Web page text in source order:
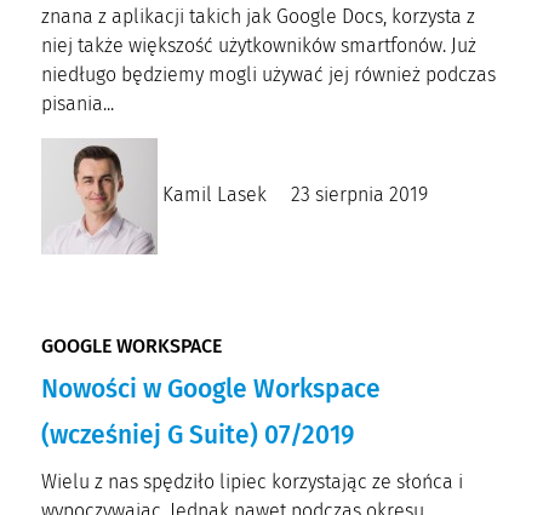
znana z aplikacji takich jak Google Docs, korzysta z
niej także większość użytkowników smartfonów. Już
niedługo będziemy mogli używać jej również podczas
pisania...
Kamil Lasek 23 sierpnia 2019
GOOGLE WORKSPACE
Nowości w Google Workspace
(wcześniej G Suite) 07/2019
Wielu z nas spędziło lipiec korzystając ze słońca i